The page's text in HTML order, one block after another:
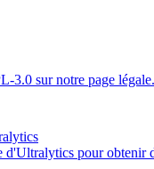
sur notre page
pour